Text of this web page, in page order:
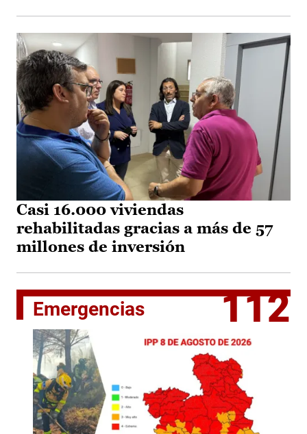
Casi 16.000 viviendas
rehabilitadas gracias a más de 57
millones de inversión
Emergencias 112